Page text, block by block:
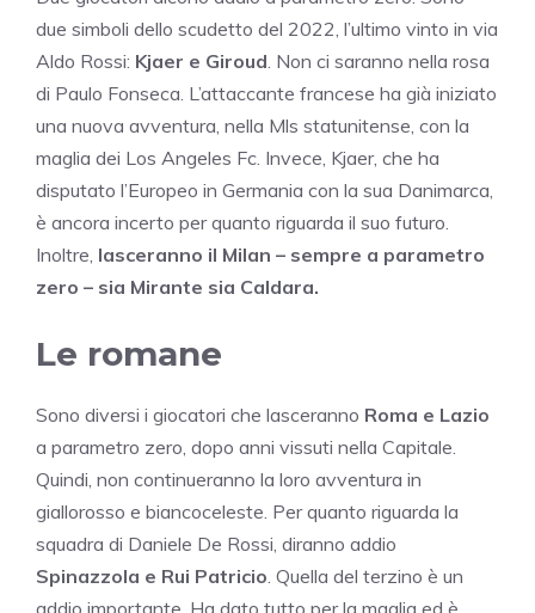
due simboli dello scudetto del 2022, l’ultimo vinto in via
Aldo Rossi: Kjaer e Giroud. Non ci saranno nella rosa
di Paulo Fonseca. L’attaccante francese ha già iniziato
una nuova avventura, nella Mls statunitense, con la
maglia dei Los Angeles Fc. Invece, Kjaer, che ha
disputato l’Europeo in Germania con la sua Danimarca,
è ancora incerto per quanto riguarda il suo futuro.
Inoltre, lasceranno il Milan – sempre a parametro
zero – sia Mirante sia Caldara.
Le romane
Sono diversi i giocatori che lasceranno Roma e Lazio
a parametro zero, dopo anni vissuti nella Capitale.
Quindi, non continueranno la loro avventura in
giallorosso e biancoceleste. Per quanto riguarda la
squadra di Daniele De Rossi, diranno addio
Spinazzola e Rui Patricio. Quella del terzino è un